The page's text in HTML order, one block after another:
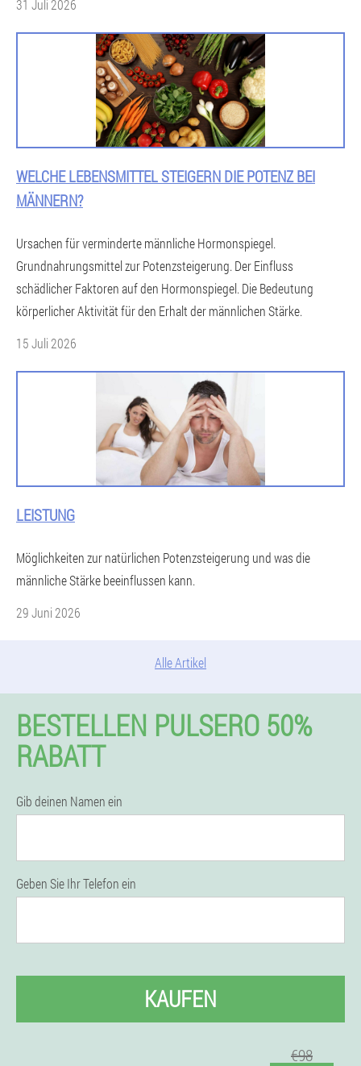
31 Juli 2026
WELCHE LEBENSMITTEL STEIGERN DIE POTENZ BEI
MÄNNERN?
Ursachen für verminderte männliche Hormonspiegel.
Grundnahrungsmittel zur Potenzsteigerung. Der Einfluss
schädlicher Faktoren auf den Hormonspiegel. Die Bedeutung
körperlicher Aktivität für den Erhalt der männlichen Stärke.
15 Juli 2026
LEISTUNG
Möglichkeiten zur natürlichen Potenzsteigerung und was die
männliche Stärke beeinflussen kann.
29 Juni 2026
Alle Artikel
BESTELLEN PULSERO 50%
RABATT
Gib deinen Namen ein
Geben Sie Ihr Telefon ein
KAUFEN
€98